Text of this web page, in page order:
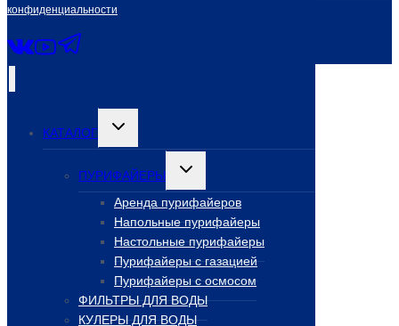
конфиденциальности
КАТАЛОГ
Переключить
меню
ПУРИФАЙЕРЫ
Переключить
меню
Аренда пурифайеров
Напольные пурифайеры
Настольные пурифайеры
Пурифайеры с газацией
Пурифайеры с осмосом
ФИЛЬТРЫ ДЛЯ ВОДЫ
КУЛЕРЫ ДЛЯ ВОДЫ